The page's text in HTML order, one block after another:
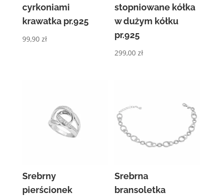
cyrkoniami
krawatka pr.925
99,90 zł
stopniowane kółka
w dużym kółku
pr.925
299,00zł
Srebrny
pierścionek
Srebrna
bransoletka